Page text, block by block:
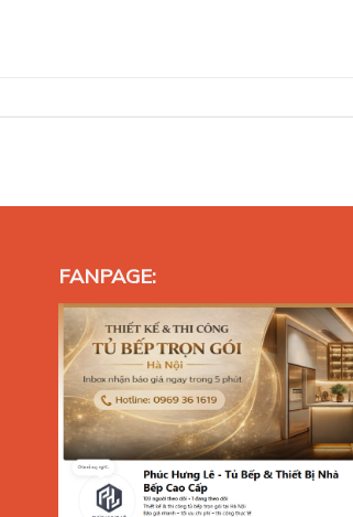
FANPAGE: